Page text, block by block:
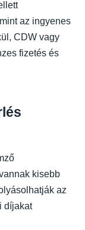
az ingyenes
CDW vagy
fizetés és
kisebb
az
díjakat